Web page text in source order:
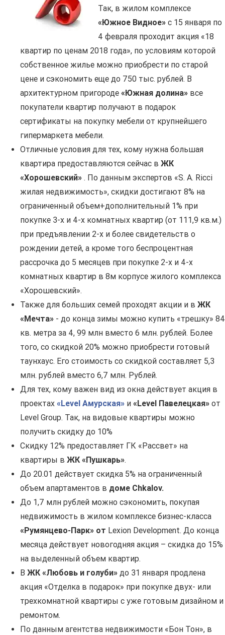
Так, в жилом комплексе
«Южное Видное» с 15 января по
4 февраля проходит акция «18
квартир по ценам 2018 года», по условиям которой
собственное жилье можно приобрести по старой
цене и сэкономить еще до 750 тыс. рублей. В
архитектурном пригороде «Южная долина» все
покупатели квартир получают в подарок
сертификаты на покупку мебели от крупнейшего
гипермаркета мебели.
Отличные условия для тех, кому нужна большая
квартира предоставляются сейчас в ЖК
«Хорошевский» . По данным экспертов «S. A. Ricci
жилая недвижимость», скидки достигают 8% на
ограниченный объем+дополнительный 1% при
покупке 3-х и 4-х комнатных квартир (от 111,9 кв.м.)
при предъявлении 2-х и более свидетельств о
рождении детей, а кроме того беспроцентная
рассрочка до 5 месяцев при покупке 2-х и 4-х
комнатных квартир в 8м корпусе жилого комплекса
«Хорошевский».
Также для больших семей проходят акции и в ЖК
«Мечта» - до конца зимы можно купить «трешку» 84
кв. метра за 4, 99 млн вместо 6 млн. рублей. Более
того, со скидкой 20% можно приобрести готовый
таунхаус. Его стоимость со скидкой составляет 5,3
млн. рублей вместо 6,7 млн. Рублей.
Для тех, кому важен вид из окна действует акция в
проектах « Level Амурская» и « Level Павелецкая» от
Level Group. Так, на видовые квартиры можно
получить скидку до 10%
Скидку 12% предоставляет ГК «Рассвет» на
квартиры в ЖК «Пушкарь».
До 20.01 действует скидка 5% на ограниченный
объем апартаментов в доме Chkalov.
До 1,7 млн рублей можно сэкономить, покупая
недвижимость в жилом комплексе бизнес-класса
«Румянцево-Парк» от Lexion Development. До конца
месяца действует новогодняя акция – скидка до 15%
на выделенный объем квартир.
В ЖК «Любовь и голуби» до 31 января продлена
акция «Отделка в подарок» при покупке двух- или
трехкомнатной квартиры с уже готовым дизайном и
ремонтом.
По данным агентства недвижимости «Бон Тон», в